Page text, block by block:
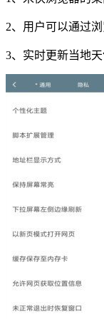
2、用户可以通过
3、实时更新当地